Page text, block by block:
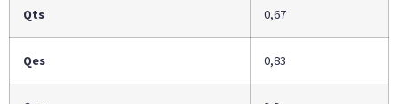
Qts 0,67
Qes 0,83